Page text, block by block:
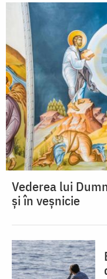
Vederea lui
și în veșnicie